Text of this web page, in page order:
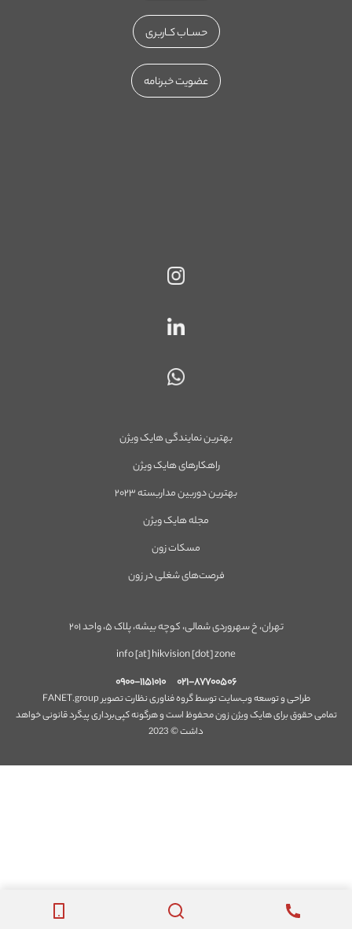
تهران، خ سهروردی شمالی، کوچه بیشه، پلاک ۵، واحد ۲۰۱
info [at] hikvision [dot] zone
۰۲۱-۸۷۷۰۰۵۰۶
۰۹۰۰-۱۱۵۱۰۱۰
بهترین نمایندگی هایک ویژن
راهکارهای هایک ویژن
بهترین دوربین مداربسته ۲۰۲۳
مجله هایک ویژن
مسکات زون
فرصت‌های شغلی در زون
حســاب کــاربری
عضویت خبرنامه
تمامی حقوق برای هایک ویژن زون محفوظ است و هرگونه کپی‌برداری پیگرد قانونی خواهد
داشت © 2023
طراحی و توسعه وب‌سایت توسط گروه فناوری نظارت تصویر FANET.group